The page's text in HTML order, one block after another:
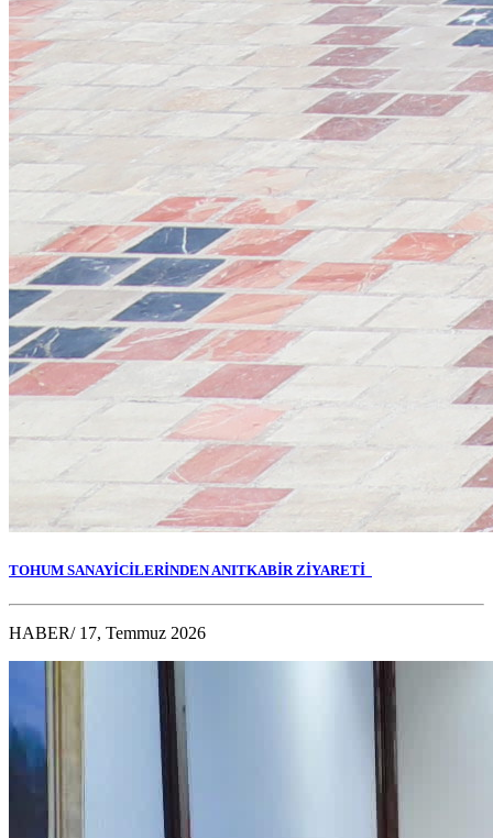
TOHUM SANAYİCİLERİNDEN ANITKABİR ZİYARETİ
HABER/ 17, Temmuz 2026